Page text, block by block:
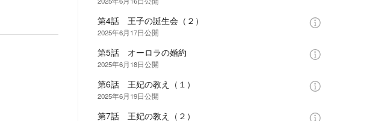
第4話 王子の誕生会（２）
2025年6月17日公開
第5話 オーロラの婚約
2025年6月18日公開
第6話 王妃の教え（１）
2025年6月19日公開
第7話 王妃の教え（２）